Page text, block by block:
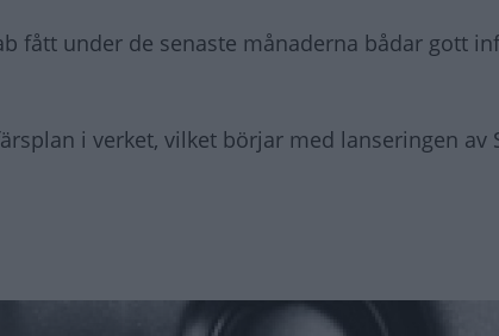
fått under de senaste månaderna bådar gott
i verket, vilket börjar med lanseringen av